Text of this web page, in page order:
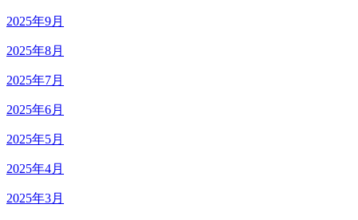
2025年9月
2025年8月
2025年7月
2025年6月
2025年5月
2025年4月
2025年3月